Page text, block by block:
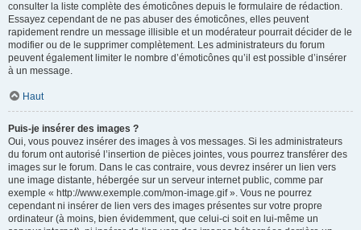
consulter la liste complète des émoticônes depuis le formulaire de rédaction.
Essayez cependant de ne pas abuser des émoticônes, elles peuvent
rapidement rendre un message illisible et un modérateur pourrait décider de le
modifier ou de le supprimer complètement. Les administrateurs du forum
peuvent également limiter le nombre d’émoticônes qu’il est possible d’insérer
à un message.
Haut
Puis-je insérer des images ?
Oui, vous pouvez insérer des images à vos messages. Si les administrateurs
du forum ont autorisé l’insertion de pièces jointes, vous pourrez transférer des
images sur le forum. Dans le cas contraire, vous devrez insérer un lien vers
une image distante, hébergée sur un serveur internet public, comme par
exemple « http://www.exemple.com/mon-image.gif ». Vous ne pourrez
cependant ni insérer de lien vers des images présentes sur votre propre
ordinateur (à moins, bien évidemment, que celui-ci soit en lui-même un